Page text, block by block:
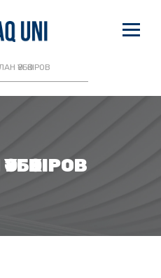
ӘУБӘКІРОВ